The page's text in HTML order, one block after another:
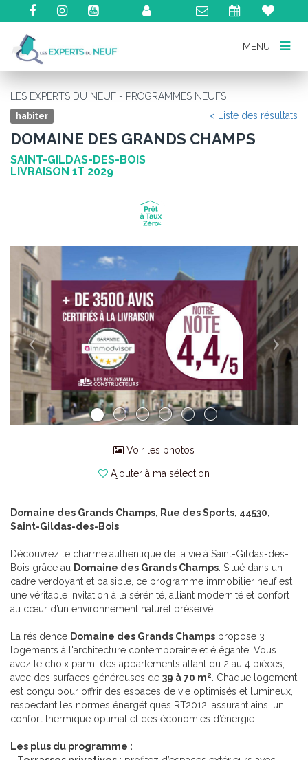
MENU
MENU
LES EXPERTS DU NEUF - PROGRAMMES NEUFS
habiter < Liste des résultats
DOMAINE DES GRANDS CHAMPS
SAINT-GILDAS-DES-BOIS
LIVRAISON 1T 2029
Précédent
Voir les photos
Ajouter à ma sélection
Domaine des Grands Champs, Rue des Sports, 44530,
Saint-Gildas-des-Bois
Découvrez le charme authentique de la vie à Saint-Gildas-des-
Bois grâce au Domaine des Grands Champs. Situé dans un
cadre verdoyant et paisible, ce programme immobilier neuf est
une véritable invitation à la sérénité, alliant modernité et confort
au cœur d’un environnement naturel préservé.
La résidence Domaine des Grands Champs propose 3
logements à l'architecture contemporaine et élégante. Vous
avez le choix parmi des appartements allant du 2 au 4 pièces,
avec des surfaces généreuses de 39 à 70 m². Chaque logement
est conçu pour offrir des espaces de vie optimisés et lumineux,
respectant les normes énergétiques RT2012, assurant ainsi un
confort thermique optimal et des économies d’énergie.
Les plus du programme :